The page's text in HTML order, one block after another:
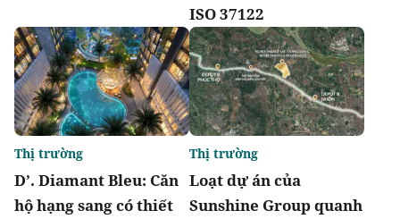
ISO 37122
D’. Diamant Bleu: Căn
hộ hạng sang có thiết
Thị trường
Loạt dự án của
Sunshine Group quanh
Thị trường